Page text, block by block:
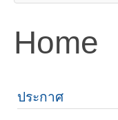
Home
ประกาศ